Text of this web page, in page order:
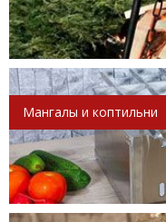
Мангалы и коптильни